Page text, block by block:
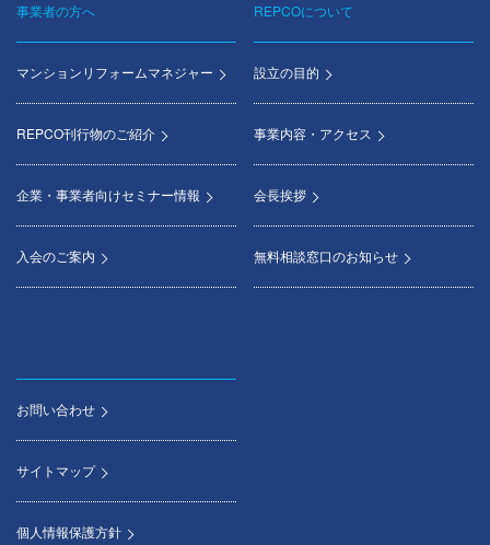
事業者の方へ
マンションリフォームマネジャー
REPCO刊行物のご紹介
企業・事業者向けセミナー情報
入会のご案内
REPCOについて
設立の目的
事業内容・アクセス
会長挨拶
無料相談窓口のお知らせ
お問い合わせ
サイトマップ
個人情報保護方針